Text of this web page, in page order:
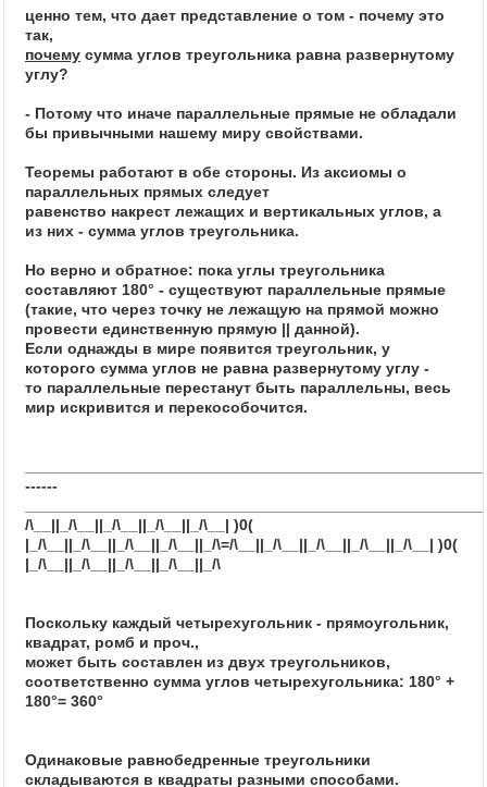
ценно тем, что дает представление о том - почему это
так,
почему сумма углов треугольника равна развернутому
углу?
- Потому что иначе параллельные прямые не обладали
бы привычными нашему миру свойствами.
Теоремы работают в обе стороны. Из аксиомы о
параллельных прямых следует
равенство накрест лежащих и вертикальных углов, а
из них - сумма углов треугольника.
Но верно и обратное: пока углы треугольника
составляют 180° - существуют параллельные прямые
(такие, что через точку не лежащую на прямой можно
провести единственную прямую || данной).
Если однажды в мире появится треугольник, у
которого сумма углов не равна развернутому углу -
то параллельные перестанут быть параллельны, весь
мир искривится и перекособочится.
------
/\__||_/\__||_/\__||_/\__||_/\__| )0(
|_/\__||_/\__||_/\__||_/\__||_/\=/\__||_/\__||_/\__||_/\__||_/\__| )0(
|_/\__||_/\__||_/\__||_/\__||_/\
Поскольку каждый четырехугольник - прямоугольник,
квадрат, ромб и проч.,
может быть составлен из двух треугольников,
соответственно сумма углов четырехугольника: 180° +
180°= 360°
Одинаковые равнобедренные треугольники
складываются в квадраты разными способами.